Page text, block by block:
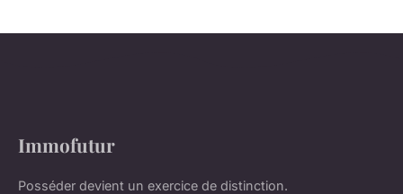
Immofutur
Posséder devient un exercice de distinction.